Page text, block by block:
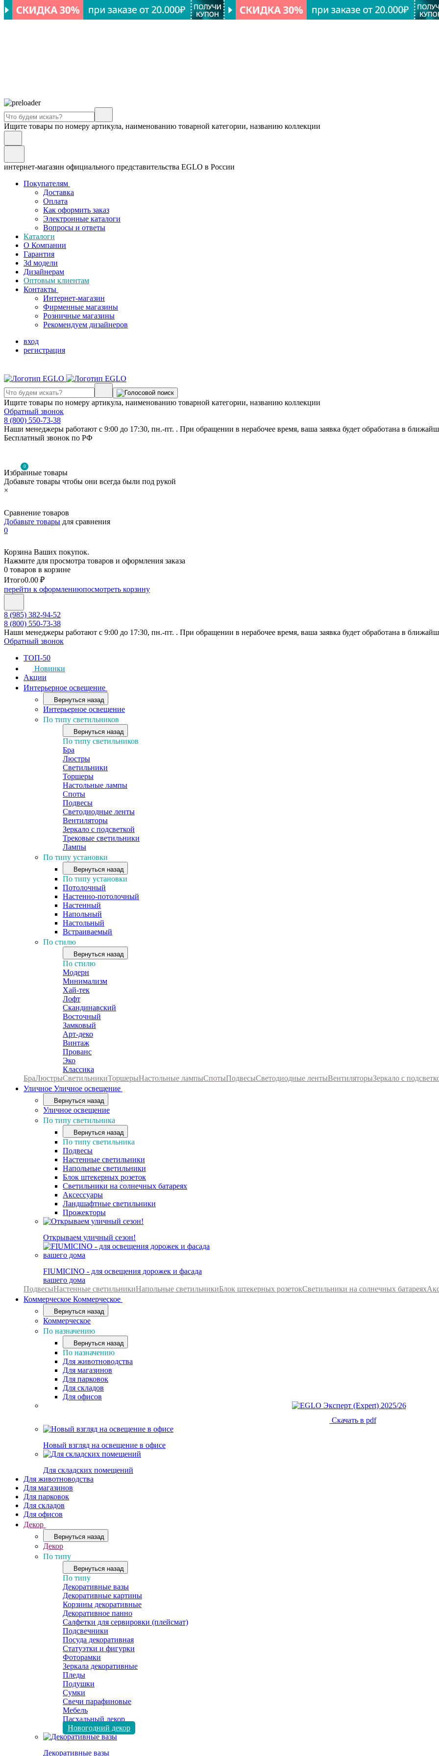
Ищите товары по номеру артикула, наименованию товарной категории, названию коллекции
интернет-магазин официального представительства EGLO в России
Покупателям
Доставка
Оплата
Как оформить заказ
Электронные каталоги
Вопросы и ответы
Каталоги
О Компании
Гарантия
3d модели
Дизайнерам
Оптовым клиентам
Контакты
Интернет-магазин
Фирменные магазины
Розничные магазины
Рекомендуем дизайнеров
вход
регистрация
Ищите товары по номеру артикула, наименованию товарной категории, названию коллекции
Обратный звонок
8 (800) 550-73-38
Наши менеджеры работают с 9:00 до 17:30, пн.-пт. . При обращении в нерабочее время, ваша заявка будет обработана в
Бесплатный звонок по РФ
0
Избранные товары
Добавьте товары чтобы они всегда были под рукой
×
Сравнение товаров
Добавьте товары для сравнения
0
Корзина Ваших покупок.
Нажмите для просмотра товаров и оформления заказа
0 товаров в корзине
Итого0.00 ₽
перейти к оформлениюпосмотреть корзину
8 (985) 382-94-52
8 (800) 550-73-38
Наши менеджеры работают с 9:00 до 17:30, пн.-пт. . При обращении в нерабочее время, ваша заявка будет обработана в
Обратный звонок
ТОП-50
Новинки
Акции
Интерьерное освещение
Вернуться назад
Интерьерное освещение
По типу светильников
Вернуться назад
По типу светильников
Бра
Люстры
Светильники
Торшеры
Настольные лампы
Споты
Подвесы
Светодиодные ленты
Вентиляторы
Зеркало с подсветкой
Трековые светильники
Лампы
По типу установки
Вернуться назад
По типу установки
Потолочный
Настенно-потолочный
Настенный
Напольный
Настольный
Встраиваемый
По стилю
Вернуться назад
По стилю
Модерн
Минимализм
Хай-тек
Лофт
Скандинавский
Восточный
Замковый
Арт-деко
Винтаж
Прованс
Эко
Классика
БраЛюстрыСветильникиТоршерыНастольные лампыСпотыПодвесыСветодиодные лентыВентиляторыЗеркало с
Уличное Уличное освещение
Вернуться назад
Уличное освещение
По типу светильника
Вернуться назад
По типу светильника
Подвесы
Настенные светильники
Напольные светильники
Блок штекерных розеток
Светильники на солнечных батареях
Аксессуары
Ландшафтные светильники
Прожекторы
Открываем уличный сезон!
FIUMICINO - для освещения дорожек и фасада
вашего дома
ПодвесыНастенные светильникиНапольные светильникиБлок штекерных розетокСветильники на солнечных батареях
Коммерческое Коммерческое
Вернуться назад
Коммерческое
По назначению
Вернуться назад
По назначению
Для животноводства
Для магазинов
Для парковок
Для складов
Для офисов
Скачать в pdf
Новый взгляд на освещение в офисе
Для складских помещений
Для животноводства
Для магазинов
Для парковок
Для складов
Для офисов
Декор
Вернуться назад
Декор
По типу
Вернуться назад
По типу
Декоративные вазы
Декоративные картины
Корзины декоративные
Декоративное панно
Салфетки для сервировки (плейсмат)
Подсвечники
Посуда декоративная
Статуэтки и фигурки
Фоторамки
Зеркала декоративные
Пледы
Подушки
Сумки
Свечи парафиновые
Мебель
Пасхальный декор
Новогодний декор
Декоративные вазы